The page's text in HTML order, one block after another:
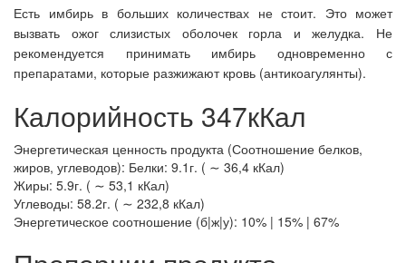
Есть имбирь в больших количествах не стоит. Это может
вызвать ожог слизистых оболочек горла и желудка. Не
рекомендуется принимать имбирь одновременно с
препаратами, которые разжижают кровь (антикоагулянты).
Калорийность 347кКал
Энергетическая ценность продукта (Соотношение белков,
жиров, углеводов): Белки: 9.1г. ( ∼ 36,4 кКал)
Жиры: 5.9г. ( ∼ 53,1 кКал)
Углеводы: 58.2г. ( ∼ 232,8 кКал)
Энергетическое соотношение (б|ж|у): 10% | 15% | 67%